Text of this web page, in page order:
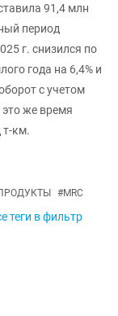
91,4 млн
период
г. снизился по
года на 6,4% и
с учетом
же время
т-км.
#MRC
теги в фильтр